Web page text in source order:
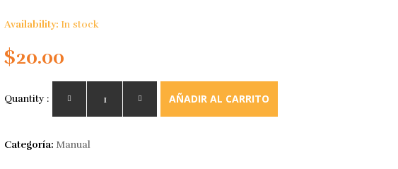
Availability: In stock
$20.00
Quantity : AÑADIR AL CARRITO
Categoría: Manual